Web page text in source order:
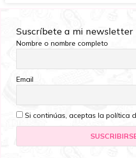
Suscríbete a mi newsletter
Nombre o nombre completo
Email
Si continúas, aceptas la política